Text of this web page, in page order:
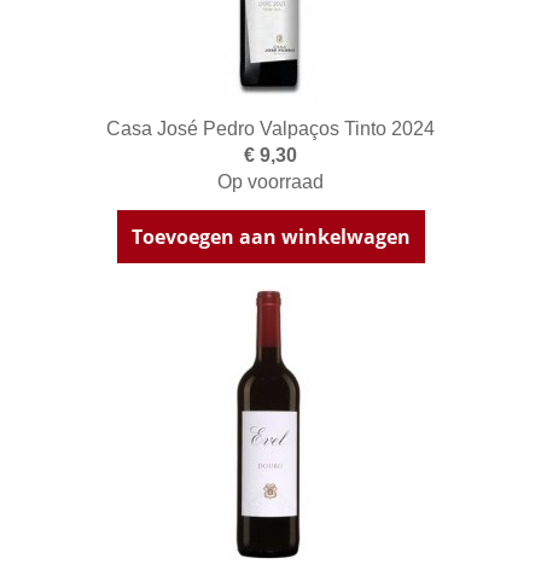
Casa José Pedro Valpaços Tinto 2024
€ 9,30
Op voorraad
Toevoegen aan winkelwagen